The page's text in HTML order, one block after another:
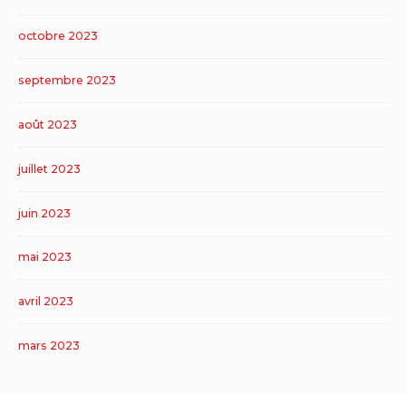
octobre 2023
septembre 2023
août 2023
juillet 2023
juin 2023
mai 2023
avril 2023
mars 2023